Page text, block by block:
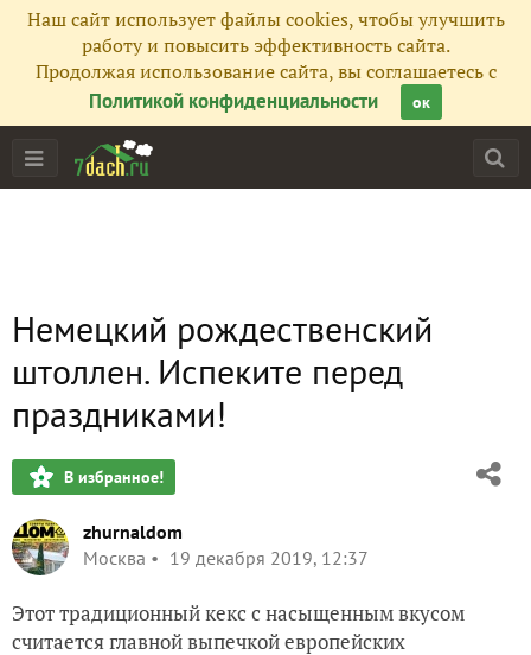
Наш сайт использует файлы cookies, чтобы улучшить
работу и повысить эффективность сайта.
Продолжая использование сайта, вы соглашаетесь с
Политикой конфиденциальности
ок
Немецкий рождественский
штоллен. Испеките перед
праздниками!
В избранное!
zhurnaldom
Москва
19 декабря 2019, 12:37
Этот традиционный кекс с насыщенным вкусом
считается главной выпечкой европейских